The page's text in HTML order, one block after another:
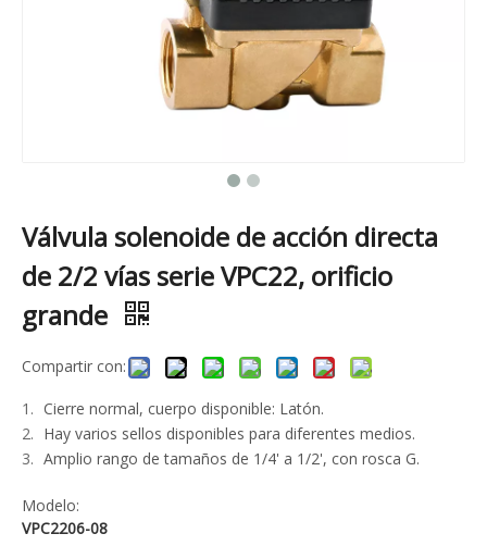
Válvula solenoide de acción directa
de 2/2 vías serie VPC22, orificio
grande
Compartir con:
Cierre normal, cuerpo disponible: Latón.
Hay varios sellos disponibles para diferentes medios.
Amplio rango de tamaños de 1/4' a 1/2', con rosca G.
Modelo:
VPC2206-08